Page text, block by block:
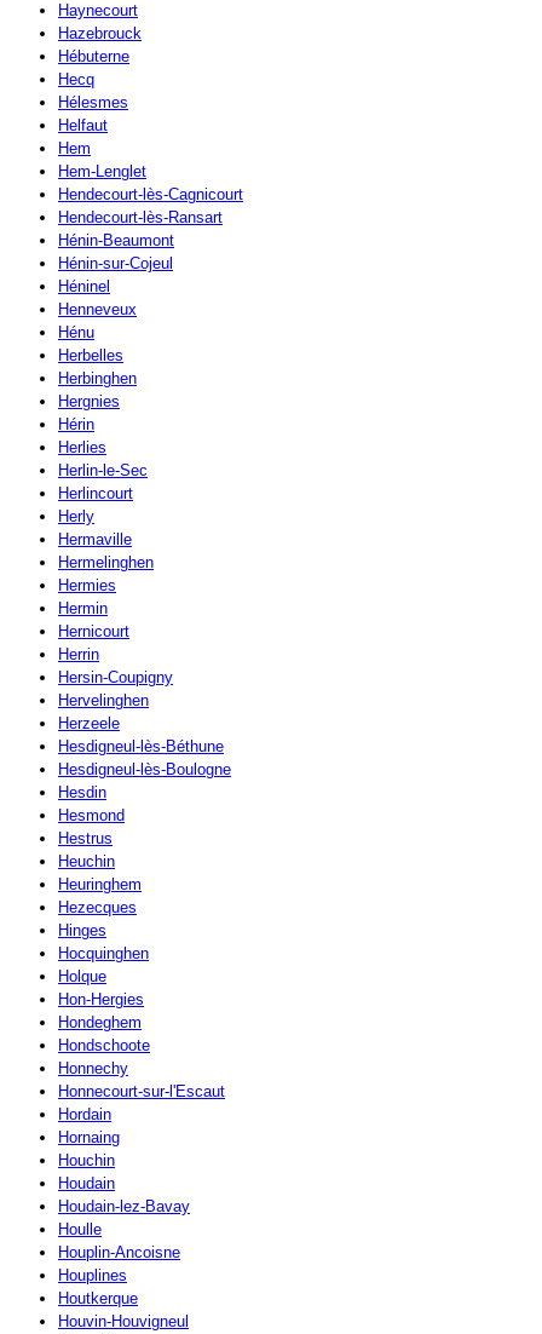
Haynecourt
Hazebrouck
Hébuterne
Hecq
Hélesmes
Helfaut
Hem
Hem-Lenglet
Hendecourt-lès-Cagnicourt
Hendecourt-lès-Ransart
Hénin-Beaumont
Hénin-sur-Cojeul
Héninel
Henneveux
Hénu
Herbelles
Herbinghen
Hergnies
Hérin
Herlies
Herlin-le-Sec
Herlincourt
Herly
Hermaville
Hermelinghen
Hermies
Hermin
Hernicourt
Herrin
Hersin-Coupigny
Hervelinghen
Herzeele
Hesdigneul-lès-Béthune
Hesdigneul-lès-Boulogne
Hesdin
Hesmond
Hestrus
Heuchin
Heuringhem
Hezecques
Hinges
Hocquinghen
Holque
Hon-Hergies
Hondeghem
Hondschoote
Honnechy
Honnecourt-sur-l'Escaut
Hordain
Hornaing
Houchin
Houdain
Houdain-lez-Bavay
Houlle
Houplin-Ancoisne
Houplines
Houtkerque
Houvin-Houvigneul